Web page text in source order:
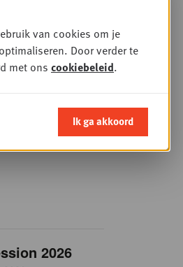
2026
2026
van cookies om je
Door verder te
met ons cookiebeleid.
Ik ga akkoord